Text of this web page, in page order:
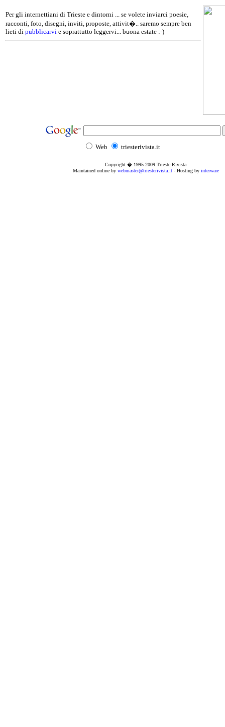
Per gli internettiani di Trieste e dintorni ... se volete inviarci poesie,
racconti, foto, disegni, inviti, proposte, attivit�.. saremo sempre ben
lieti di pubblicarvi e soprattutto leggervi... buona estate :-)
Web triesterivista.it
Copyright � 1995-2009 Trieste Rivista
Maintained online by webmaster@triesterivista.it- Hosting by interware